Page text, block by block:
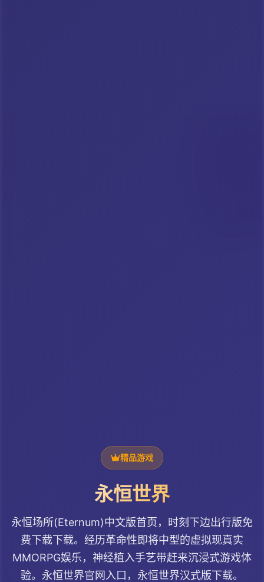
精品游戏
永恒世界
永恒场所(Eternum)中文版首页，时刻下边出行版免
费下载下载。经历革命性即将中型的虚拟现真实
MMORPG娱乐，神经植入手艺带赶来沉浸式游戏体
验。永恒世界官网入口，永恒世界汉式版下载。